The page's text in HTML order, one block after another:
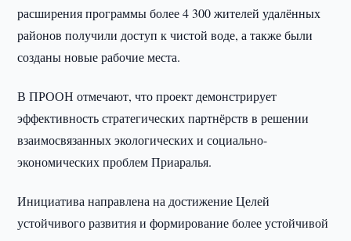
расширения программы более 4 300 жителей удалённых
районов получили доступ к чистой воде, а также были
созданы новые рабочие места.
В ПРООН отмечают, что проект демонстрирует
эффективность стратегических партнёрств в решении
взаимосвязанных экологических и социально-
экономических проблем Приаралья.
Инициатива направлена на достижение Целей
устойчивого развития и формирование более устойчивой